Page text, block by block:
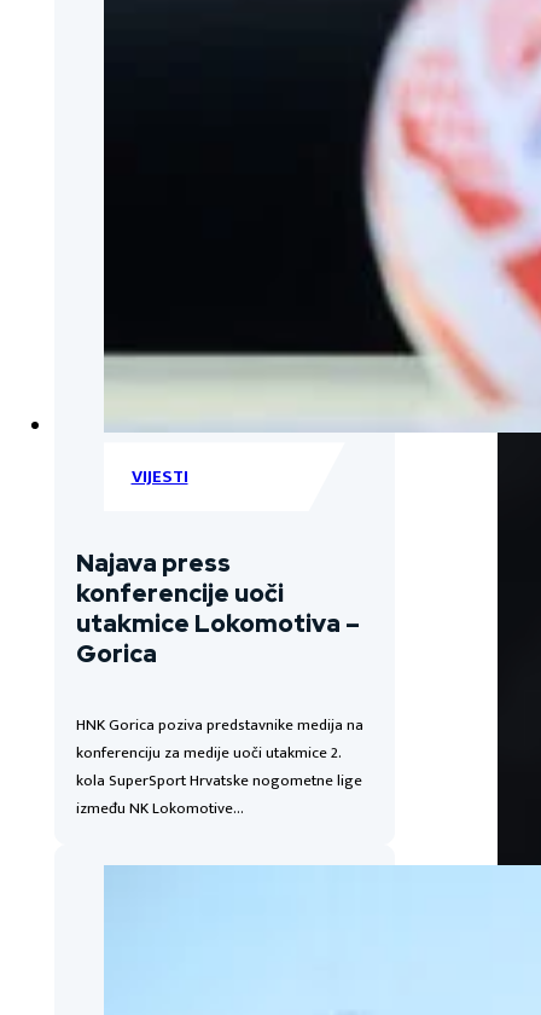
VIJESTI
Najava press
konferencije uoči
utakmice Lokomotiva –
Gorica
HNK Gorica poziva predstavnike medija na
konferenciju za medije uoči utakmice 2.
kola SuperSport Hrvatske nogometne lige
između NK Lokomotive…